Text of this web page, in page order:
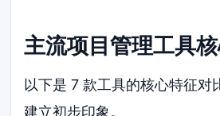
主流项目管理工具
以下是 7 款工具的核心特征对
建立初步印象。